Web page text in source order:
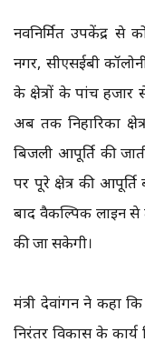
नवनिर्मित उपकेंद्र से
नगर, सीएसईबी
के क्षेत्रों के पांच
अब तक निहारिका
बिजली आपूर्ति की
पर पूरे क्षेत्र की
बाद वैकल्पिक लाइन से
की जा सकेगी।
मंत्री देवांगन ने कहा
निरंतर विकास के कार्य